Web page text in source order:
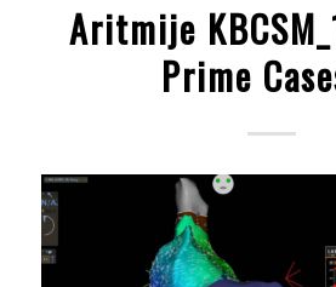
Aritmije
Prime